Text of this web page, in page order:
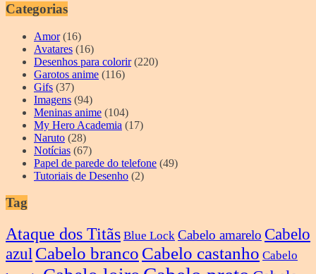
Categorias
Amor(16)
Avatares (16)
Desenhos para colorir(220)
Garotos anime (116)
Gifs (37)
Imagens (94)
Meninas anime (104)
My Hero Academia (17)
Naruto (28)
Notícias (67)
Papel de parede do telefone (49)
Tutoriais de Desenho (2)
Tag
Ataque dos Titãs Blue Lock Cabelo amarelo Cabelo
azul Cabelo branco Cabelo castanho Cabelo